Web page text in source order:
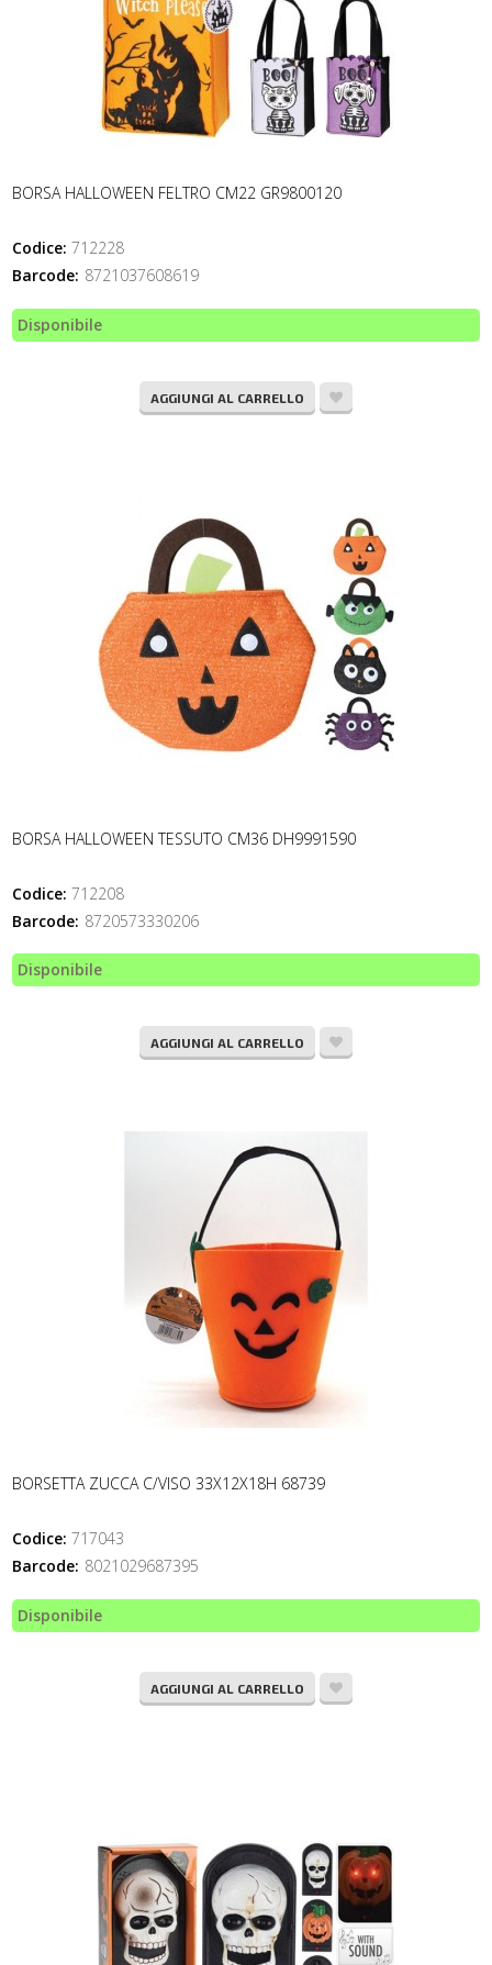
BORSA HALLOWEEN FELTRO CM22 GR9800120
Codice: 712228
Barcode: 8721037608619
Disponibile
AGGIUNGI AL CARRELLO
BORSA HALLOWEEN TESSUTO CM36 DH9991590
Codice: 712208
Barcode: 8720573330206
Disponibile
AGGIUNGI AL CARRELLO
BORSETTA ZUCCA C/VISO 33X12X18H 68739
Codice: 717043
Barcode: 8021029687395
Disponibile
AGGIUNGI AL CARRELLO